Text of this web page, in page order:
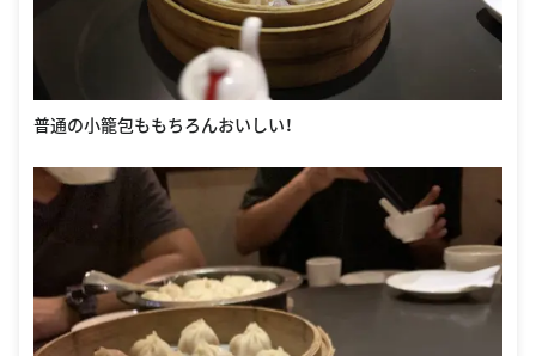
普通の小籠包ももちろんおいしい！